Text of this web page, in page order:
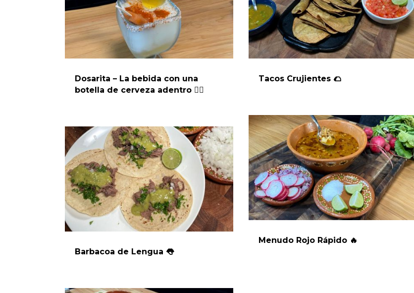
Dosarita – La bebida con una
botella de cerveza adentro 👌🏻
Barbacoa de Lengua 👅
Tacos Crujientes 🌮
Menudo Rojo Rápido 🔥